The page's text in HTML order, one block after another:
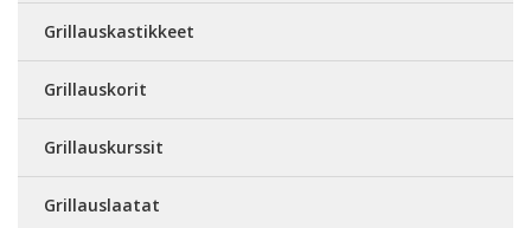
Grillauskastikkeet
Grillauskorit
Grillauskurssit
Grillauslaatat